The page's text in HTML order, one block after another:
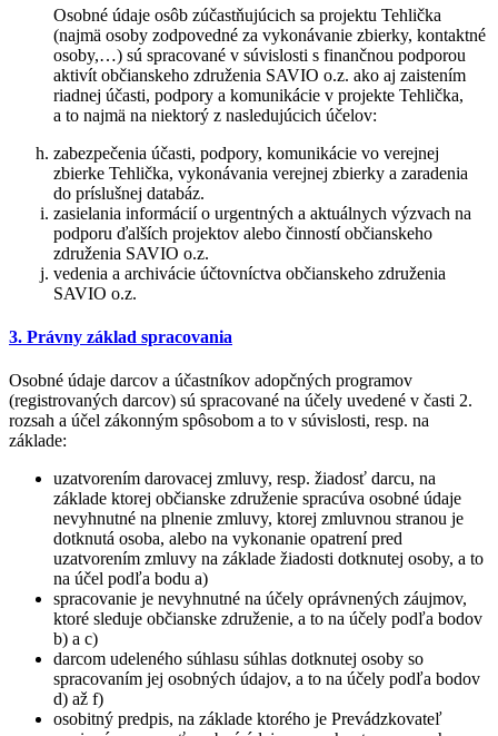
Osobné údaje osôb zúčastňujúcich sa projektu Tehlička
(najmä osoby zodpovedné za vykonávanie zbierky, kontaktné
osoby,…) sú spracované v súvislosti s finančnou podporou
aktivít občianskeho združenia SAVIO o.z. ako aj zaistením
riadnej účasti, podpory a komunikácie v projekte Tehlička,
a to najmä na niektorý z nasledujúcich účelov:
zabezpečenia účasti, podpory, komunikácie vo verejnej
zbierke Tehlička, vykonávania verejnej zbierky a zaradenia
do príslušnej databáz.
zasielania informácií o urgentných a aktuálnych výzvach na
podporu ďalších projektov alebo činností občianskeho
združenia SAVIO o.z.
vedenia a archivácie účtovníctva občianskeho združenia
SAVIO o.z.
3. Právny základ spracovania
Osobné údaje darcov a účastníkov adopčných programov
(registrovaných darcov) sú spracované na účely uvedené v časti 2.
rozsah a účel zákonným spôsobom a to v súvislosti, resp. na
základe:
uzatvorením darovacej zmluvy, resp. žiadosť darcu, na
základe ktorej občianske združenie spracúva osobné údaje
nevyhnutné na plnenie zmluvy, ktorej zmluvnou stranou je
dotknutá osoba, alebo na vykonanie opatrení pred
uzatvorením zmluvy na základe žiadosti dotknutej osoby, a to
na účel podľa bodu a)
spracovanie je nevyhnutné na účely oprávnených záujmov,
ktoré sleduje občianske združenie, a to na účely podľa bodov
b) a c)
darcom udeleného súhlasu súhlas dotknutej osoby so
spracovaním jej osobných údajov, a to na účely podľa bodov
d) až f)
osobitný predpis, na základe ktorého je Prevádzkovateľ